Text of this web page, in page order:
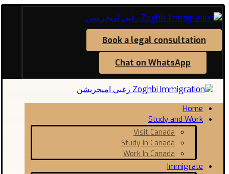
Book a legal consultation
Chat on WhatsApp
Home
Study and Work
Visit Canada
Study in Canada
Work In Canada
Immigrate